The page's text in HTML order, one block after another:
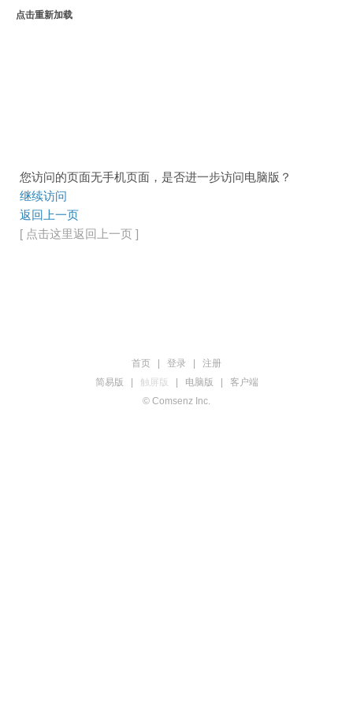
点击重新加载
您访问的页面无手机页面，是否进一步访问电脑版？
继续访问
返回上一页
[ 点击这里返回上一页 ]
首页 登录
注册
简易版
触屏版 电脑版
客户端
© Comsenz Inc.